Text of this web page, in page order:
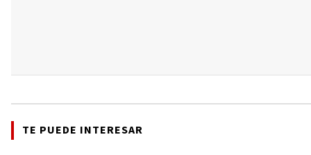
TE PUEDE INTERESAR